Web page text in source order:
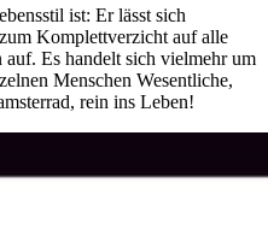
ist: Er lässt sich
Komplettverzicht auf alle
Es handelt sich vielmehr um
Menschen Wesentliche,
rein ins Leben!